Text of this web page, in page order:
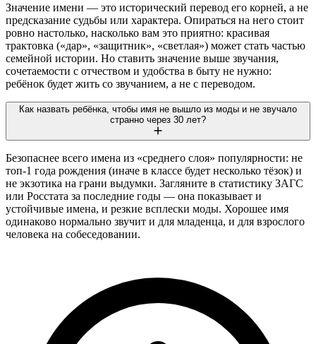
Значение имени — это исторический перевод его корней, а не
предсказание судьбы или характера. Опираться на него стоит
ровно настолько, насколько вам это приятно: красивая
трактовка («дар», «защитник», «светлая») может стать частью
семейной истории. Но ставить значение выше звучания,
сочетаемости с отчеством и удобства в быту не нужно:
ребёнок будет жить со звучанием, а не с переводом.
Как назвать ребёнка, чтобы имя не вышло из моды и не звучало
странно через 30 лет?
Безопаснее всего имена из «среднего слоя» популярности: не
топ-1 года рождения (иначе в классе будет несколько тёзок) и
не экзотика на грани выдумки. Загляните в статистику ЗАГС
или Росстата за последние годы — она показывает и
устойчивые имена, и резкие всплески моды. Хорошее имя
одинаково нормально звучит и для младенца, и для взрослого
человека на собеседовании.